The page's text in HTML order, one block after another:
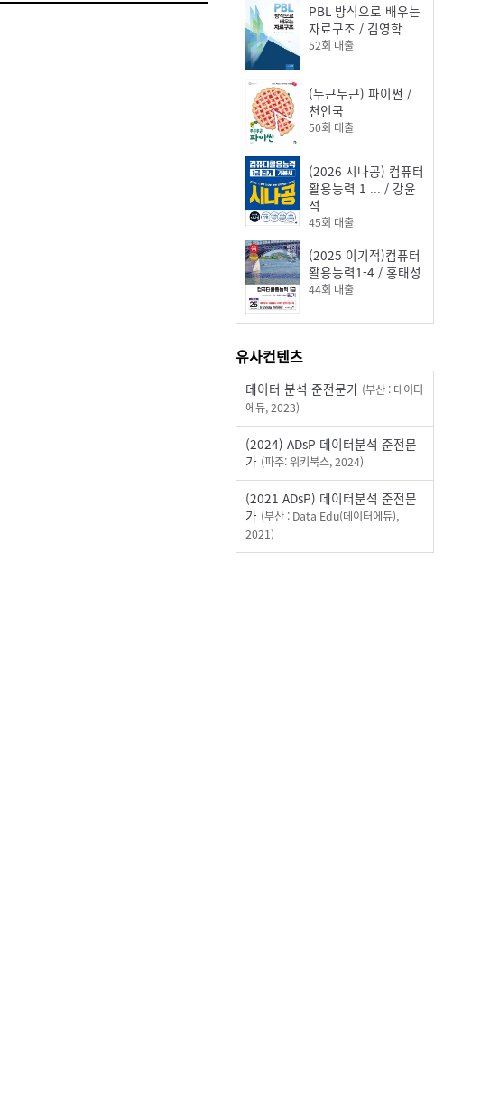
PBL 방식으로 배우는
자료구조 / 김영학
52회 대출
(두근두근) 파이썬 /
천인국
50회 대출
(2026 시나공) 컴퓨터
활용능력 1 ... / 강윤
석
45회 대출
(2025 이기적)컴퓨터
활용능력1-4 / 홍태성
44회 대출
유사컨텐츠
데이터 분석 준전문가 (부산 : 데이터
에듀, 2023)
(2024) ADsP 데이터분석 준전문
가 (파주: 위키북스, 2024)
(2021 ADsP) 데이터분석 준전문
가 (부산 : Data Edu(데이터에듀),
2021)